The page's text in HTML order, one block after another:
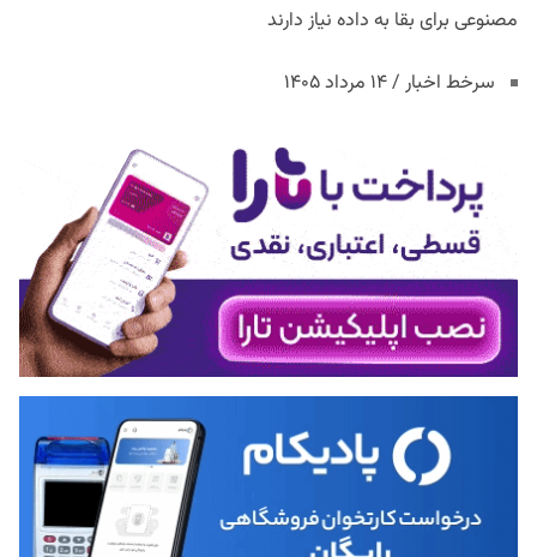
مصنوعی برای بقا به داده نیاز دارند
سرخط اخبار / ۱۴ مرداد ۱۴۰۵